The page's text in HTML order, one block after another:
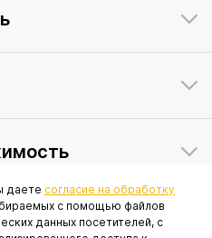
информационный
даете согласие на обработку
с помощью файлов
данных посетителей, с